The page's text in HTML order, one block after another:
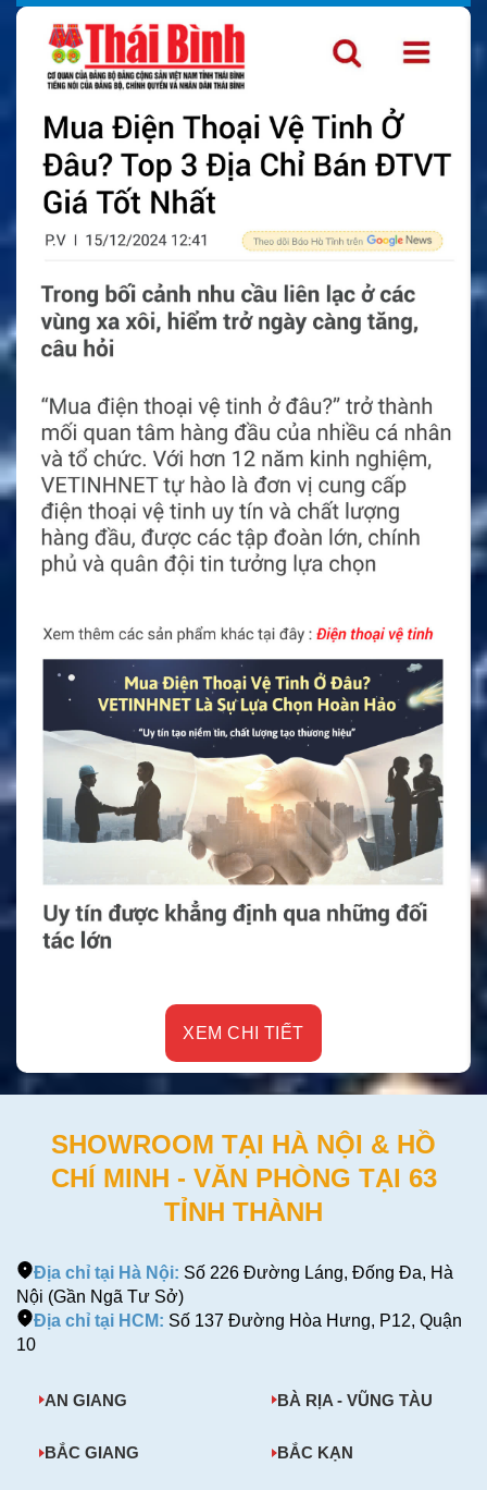
XEM CHI TIẾT
SHOWROOM TẠI HÀ NỘI & HỒ
CHÍ MINH - VĂN PHÒNG TẠI 63
TỈNH THÀNH
Địa chỉ tại Hà Nội: Số 226 Đường Láng, Đống Đa, Hà
Nội (Gần Ngã Tư Sở)
Địa chỉ tại HCM: Số 137 Đường Hòa Hưng, P12, Quận
10
AN GIANG BÀ RỊA - VŨNG TÀU
BẮC GIANG BẮC KẠN